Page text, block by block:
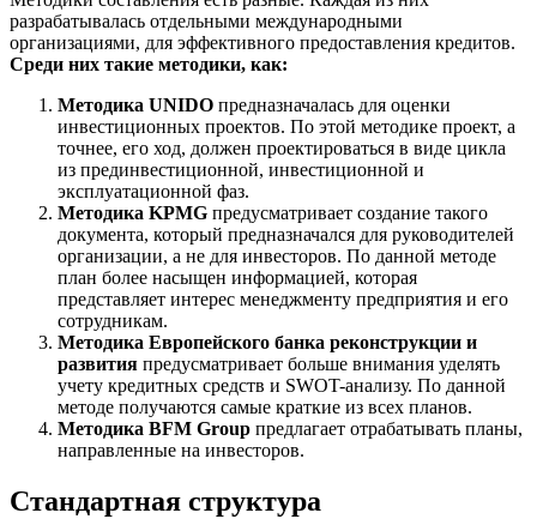
разрабатывалась отдельными международными
организациями, для эффективного предоставления кредитов.
Среди них такие методики, как:
Методика UNIDO предназначалась для оценки
инвестиционных проектов. По этой методике проект, а
точнее, его ход, должен проектироваться в виде цикла
из прединвестиционной, инвестиционной и
эксплуатационной фаз.
Методика KPMG предусматривает создание такого
документа, который предназначался для руководителей
организации, а не для инвесторов. По данной методе
план более насыщен информацией, которая
представляет интерес менеджменту предприятия и его
сотрудникам.
Методика Европейского банка реконструкции и
развития предусматривает больше внимания уделять
учету кредитных средств и SWOT-анализу. По данной
методе получаются самые краткие из всех планов.
Методика BFM Group предлагает отрабатывать планы,
направленные на инвесторов.
Стандартная структура